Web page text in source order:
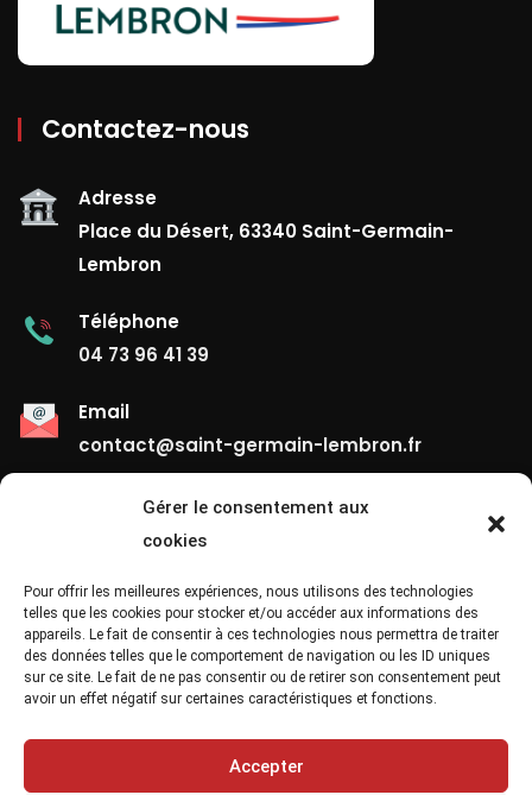
Gérer le consentement aux
cookies
Pour offrir les meilleures expériences, nous utilisons des technologies
telles que les cookies pour stocker et/ou accéder aux informations des
appareils. Le fait de consentir à ces technologies nous permettra de traiter
des données telles que le comportement de navigation ou les ID uniques
sur ce site. Le fait de ne pas consentir ou de retirer son consentement peut
avoir un effet négatif sur certaines caractéristiques et fonctions.
Accepter
Contactez-nous
Adresse
Place du Désert, 63340 Saint-Germain-
Lembron
Téléphone
04 73 96 41 39
Email
contact@saint-germain-lembron.fr
Liens Utiles
Contact
Mentions Légales
Confidentialité
Site Map